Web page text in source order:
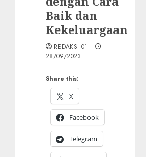
Baik dan
Kekeluargaan
Share this:
X
Facebook
Telegram
REDAKSI 01
28/09/2023